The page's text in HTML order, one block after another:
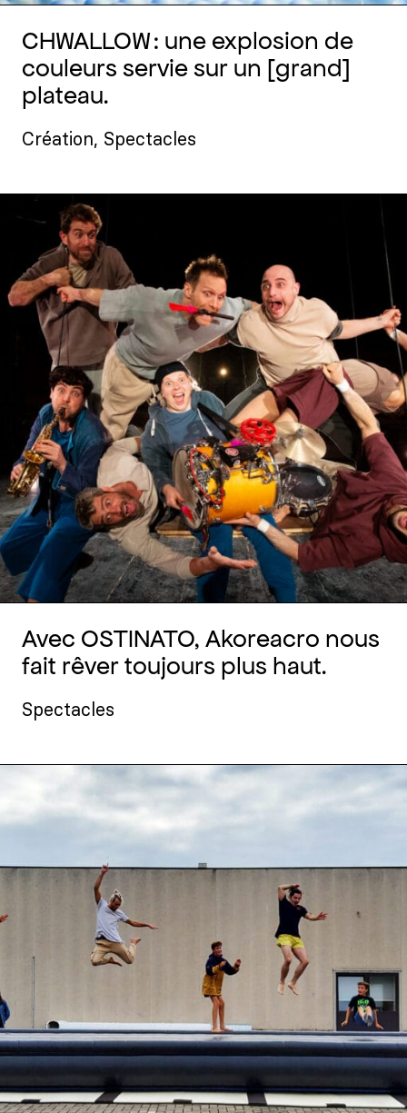
CHWALLOW : une explosion de
couleurs servie sur un [grand]
plateau.
Création, Spectacles
Avec OSTINATO, Akoreacro nous
fait rêver toujours plus haut.
Spectacles